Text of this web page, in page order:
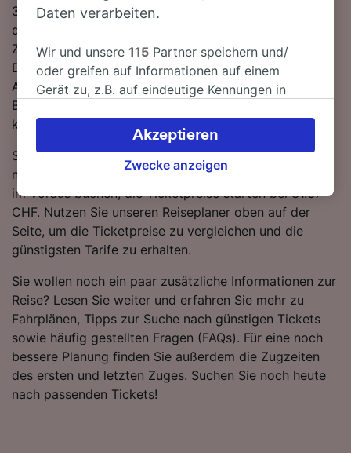
32 Minuten. Sie müssen unterwegs 1-mal umsteigen,
da es auf dieser Route keine direkten
Zugverbindungen gibt. Sie können wahlweise einen
DB- oder einen FlixTrain-Zug nutzen, um nach
Amsterdam Schiphol Flughafen zu gelangen – beide
Bahnunternehmen bringen Sie in modernen,
komfortablen Zügen in kürzester Zeit ans Ziel.
Sie können beim Kauf von Zugtickets von Düsseldorf
nach Amsterdam Schiphol Flughafen sparen, wenn Sie
im Voraus buchen, die Ticketpreise starten bei 31.37
CHF. Nutzen Sie unseren Reiseplaner oben auf der
Seite, um die Ticketpreise zu vergleichen und die
günstigsten Tarife zu erhalten.
Sie wollen noch ein paar zusätzliche Informationen zur
Reise? Lesen Sie weiter und erfahren Sie mehr zu
Fahrplänen, Tipps zur Suche nach günstigen Tickets
sowie häufig gestellten Fragen (FAQs). Für eine noch
bessere Planung finden Sie außerdem die Zugzeiten
des ersten und letzten Zuges. Suchen Sie noch heute
nach passenden Tickets!
Daten verarbeiten.
Wir und unsere115 Partner speichern und/
oder greifen auf Informationen auf einem
Gerät zu, z.B. auf eindeutige Kennungen in
verarbeiten. Sie können Ihre Präferenzen
akzeptieren oder verwalten, einschließlich
Ihres Widerspruchsrechts bei berechtigtem
besuchen Sie jederzeit die Seite der
Datenschutzrichtlinie. Diese Präferenzen
werden unseren Partnern signalisiert und
haben keinen Einfluss auf Surfdaten. Ihre
Daten werden nicht für Tracking-Zwecke
verwendet, wenn Sie uns gebeten haben, Ihr
Surfverhalten nicht zu verfolgen.
Wir und unsere Partner verarbeiten Daten, um
Folgendes bereitzustellen:
Verwendung genauer Standortdaten.
Endgeräteeigenschaften zur Identifikation
Zwecke anzeigen
Akzeptieren